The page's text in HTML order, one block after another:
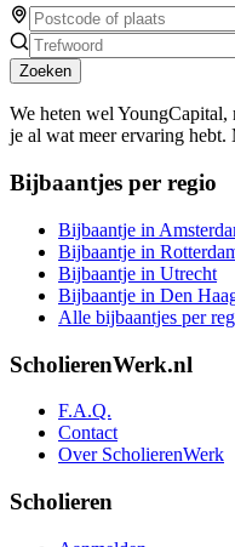
Zoeken
We heten wel
je al wat meer ervaring
Bijbaantjes per regio
Bijbaantje in
Bijbaantje in
Bijbaantje in Utrecht
Bijbaantje in Den
Alle bijbaantjes per
ScholierenWerk.nl
F.A.Q.
Contact
Over ScholierenWerk
Scholieren